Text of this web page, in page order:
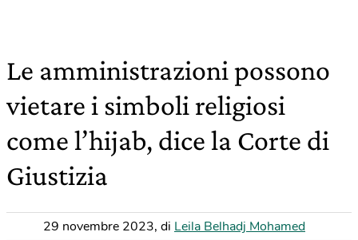
Le amministrazioni possono
vietare i simboli religiosi
come l’hijab, dice la Corte di
Giustizia
29 novembre 2023, di Leila Belhadj Mohamed